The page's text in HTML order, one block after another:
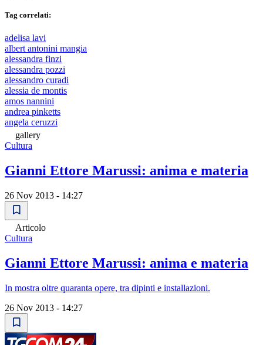
Tag correlati:
adelisa lavi
albert antonini mangia
alessandra finzi
alessandra pozzi
alessandro curadi
alessia de montis
amos nannini
andrea pinketts
angela ceruzzi
gallery
Cultura
Gianni Ettore Marussi: anima e materia
26 Nov 2013 - 14:27
Articolo
Cultura
Gianni Ettore Marussi: anima e materia
In mostra oltre quaranta opere, tra dipinti e installazioni.
26 Nov 2013 - 14:27